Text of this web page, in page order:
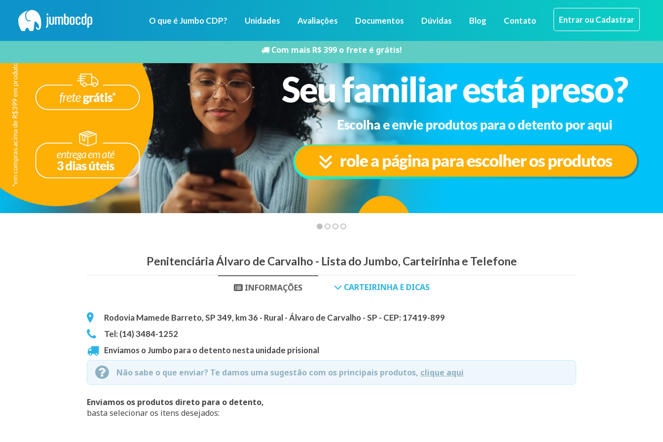
O que é Jumbo CDP? Unidades Avaliações Documentos Dúvidas Blog Contato Entrar ou Cadastrar
Com mais R$ 399 o frete é grátis!
Penitenciária Álvaro de Carvalho - Lista do Jumbo, Carteirinha e Telefone
INFORMAÇÕES CARTEIRINHA E DICAS
Rodovia Mamede Barreto, SP 349, km 36 - Rural - Álvaro de Carvalho - SP - CEP: 17419-899
Tel: (14) 3484-1252
Enviamos o Jumbo para o detento nesta unidade prisional
Não sabe o que enviar? Te damos uma sugestão com os principais produtos, clique aqui
Enviamos os produtos direto para o detento,
basta selecionar os itens desejados: